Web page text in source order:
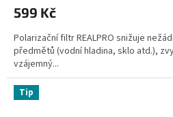
599 Kč
Polarizační filtr REALPRO snižuje
předmětů (vodní hladina, sklo atd.),
vzájemný...
Tip